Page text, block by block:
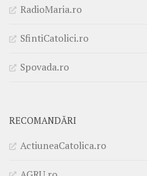
RadioMaria.ro
SfintiCatolici.ro
Spovada.ro
RECOMANDĂRI
ActiuneaCatolica.ro